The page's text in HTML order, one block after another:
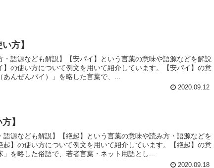
方】
語源なども解説】【安パイ】という言葉の意味や語源などを解説
】の使い方について例文を用いて紹介しています。【安パイ】の意
んぜんパイ）」を略した言葉で、...
2020.09.12
】
語源なども解説】【絶起】という言葉の意味や読み方・語源などを
起】の使い方について例文を用いて紹介しています。【絶起】の意
」を略した俗語で、若者言葉・ネット用語とし...
2020.09.18